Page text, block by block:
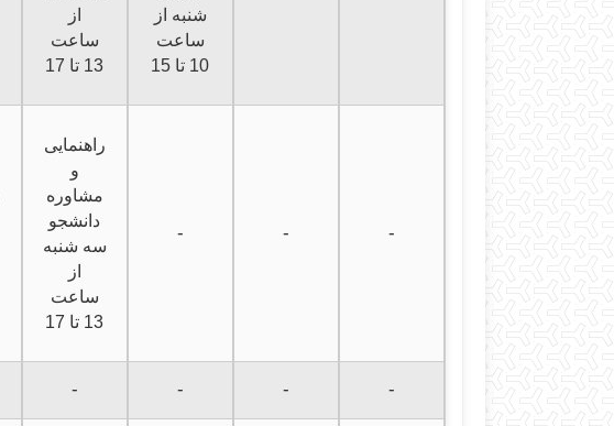
از
ساعت
13 تا 17
شنبه از
ساعت
10 تا 15
راهنمایی
و
مشاوره
دانشجو
سه شنبه
از
ساعت
13 تا 17
- - -
- - - -